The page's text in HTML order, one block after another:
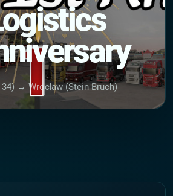
→ Wrocław (Stein Bruch)